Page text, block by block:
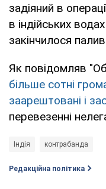
задіяний в
в індійських
закінчилося
Як повідомляв
більше сотні
заарештовані і
перевезенні
Індія контрабанда
Редакційна політика